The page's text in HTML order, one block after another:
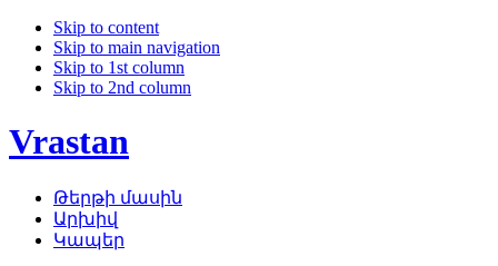
Skip to content
Skip to main navigation
Skip to 1st column
Skip to 2nd column
Vrastan
Թերթի մասին
Արխիվ
Կապեր